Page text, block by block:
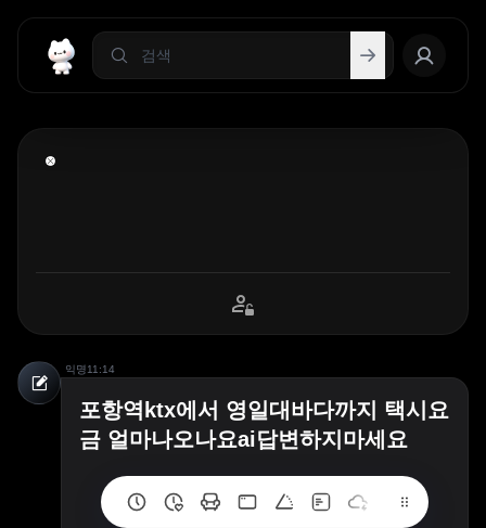
익명11:14
포항역ktx에서 영일대바다까지 택시요
금 얼마나오나요ai답변하지마세요